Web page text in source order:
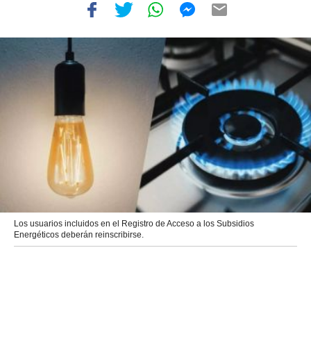
Los usuarios incluidos en el Registro de Acceso a los Subsidios
Energéticos deberán reinscribirse.